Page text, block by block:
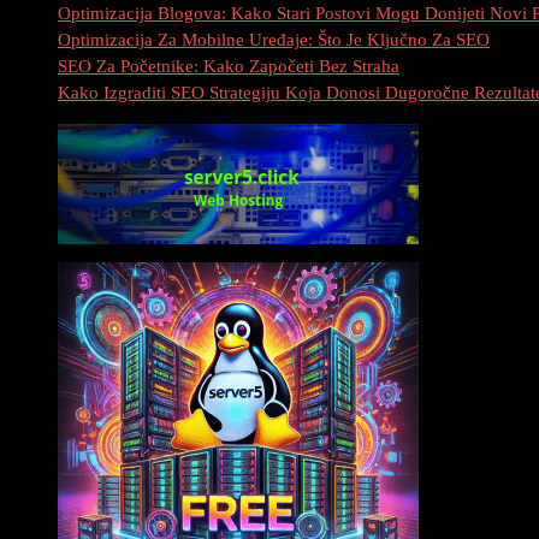
Optimizacija Blogova: Kako Stari Postovi Mogu Donijeti Novi
Optimizacija Za Mobilne Uređaje: Što Je Ključno Za SEO
SEO Za Početnike: Kako Započeti Bez Straha
Kako Izgraditi SEO Strategiju Koja Donosi Dugoročne